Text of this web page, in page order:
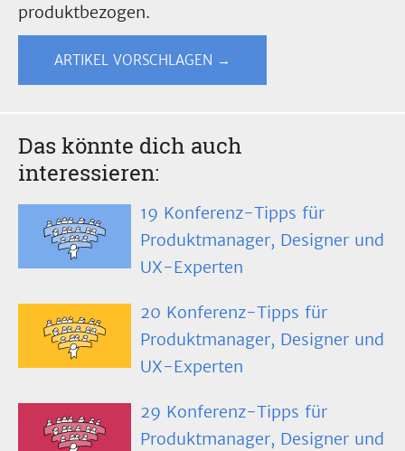
produktbezogen.
ARTIKEL VORSCHLAGEN →
Das könnte dich auch
interessieren:
19 Konferenz-Tipps für
Produktmanager, Designer und
UX-Experten
20 Konferenz-Tipps für
Produktmanager, Designer und
UX-Experten
29 Konferenz-Tipps für
Produktmanager, Designer und